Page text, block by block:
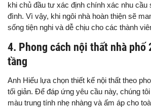
khi chủ đầu tư xác định chính xác nhu cầu
đình. Vì vậy, khi ngôi nhà hoàn thiện sẽ
sống tiện nghi và dễ chịu cho các thành
4. Phong cách nội thất nhà phố
tầng
Anh Hiếu lựa chọn thiết kế nội thất theo
tối giản. Để đáp ứng yêu cầu này, chúng
màu trung tính nhẹ nhàng và ấm áp cho